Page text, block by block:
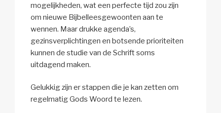
mogelijkheden, wat een perfecte tijd zou zijn
om nieuwe Bijbelleesgewoonten aan te
wennen. Maar drukke agenda’s,
gezinsverplichtingen en botsende prioriteiten
kunnen de studie van de Schrift soms
uitdagend maken.
Gelukkig zijn er stappen die je kan zetten om
regelmatig Gods Woord te lezen.